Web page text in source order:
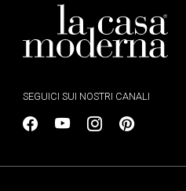
SEGUICI SUI NOSTRI CANALI